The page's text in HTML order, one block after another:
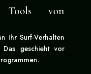
Tools von
Ihr Surf-Verhalten
Das geschieht vor